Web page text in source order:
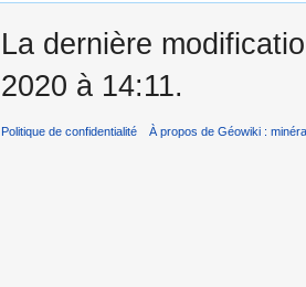
La dernière
2020 à 14:11.
Politique de confidentialité À propos de Géowiki :